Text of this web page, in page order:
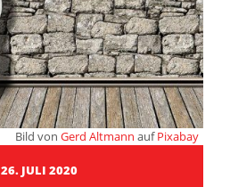
Bild von Gerd Altmann aufPixabay
26. JULI 2020